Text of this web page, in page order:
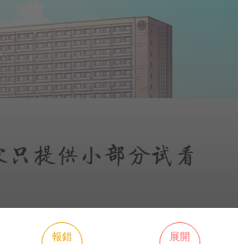
報錯
展開